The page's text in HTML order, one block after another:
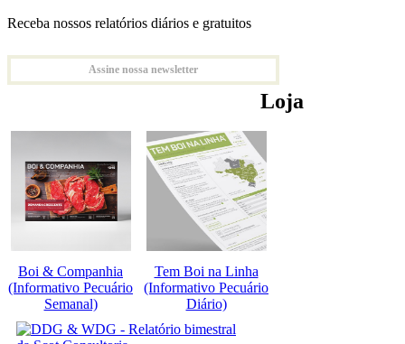
Receba nossos relatórios diários e gratuitos
Assine nossa newsletter
Loja
Boi & Companhia
(Informativo Pecuário
Semanal)
Tem Boi na Linha
(Informativo Pecuário
Diário)